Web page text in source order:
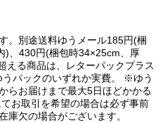
。別途送料ゆうメール185円(梱
)、430円(梱包時34×25cm、厚
える商品は、レターパックプラス
パックのいずれか実費。 ※ゆう
らお届けまで最大5日ほどかかる
取引を希望の場合は必ず事前
庫欠の場合がございます。